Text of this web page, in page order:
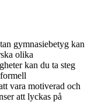
gymnasiebetyg kan
olika
kan du ta steg
vara motiverad och
att lyckas på